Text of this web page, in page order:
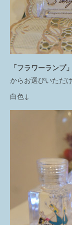
「フラワーランプ」
からお選びいただけ
白色↓